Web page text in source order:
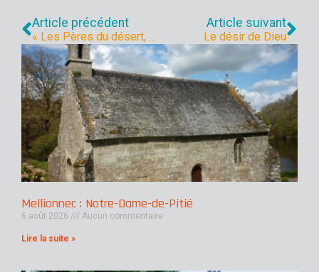
Article précédent
« Les Pères du désert, maîtres de la vie intérieure »
Article suivant
Le désir de Dieu
Mellionnec : Notre-Dame-de-Pitié
6 août 2026 Aucun commentaire
Lire la suite »